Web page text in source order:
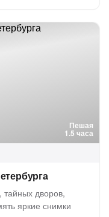
Пешая
1.5 часа
тайных дворов,
яркие снимки